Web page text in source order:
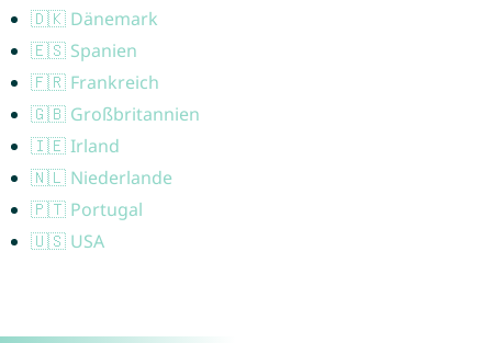
🇩🇰 Dänemark
🇪🇸 Spanien
🇫🇷 Frankreich
🇬🇧 Großbritannien
🇮🇪 Irland
🇳🇱 Niederlande
🇵🇹 Portugal
🇺🇸 USA